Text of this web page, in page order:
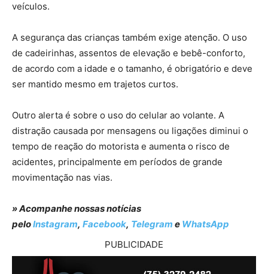
veículos.
A segurança das crianças também exige atenção. O uso
de cadeirinhas, assentos de elevação e bebê-conforto,
de acordo com a idade e o tamanho, é obrigatório e deve
ser mantido mesmo em trajetos curtos.
Outro alerta é sobre o uso do celular ao volante. A
distração causada por mensagens ou ligações diminui o
tempo de reação do motorista e aumenta o risco de
acidentes, principalmente em períodos de grande
movimentação nas vias.
» Acompanhe nossas notícias
peloInstagram, Facebook, Telegram e WhatsApp
PUBLICIDADE